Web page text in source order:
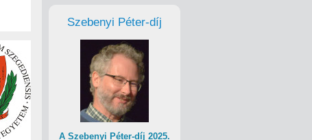
Szebenyi Péter-díj
A Szebenyi Péter-díj 2025.